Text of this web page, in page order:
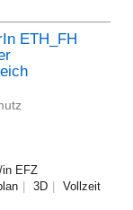
ETH_FH
in EFZ
3D
Vollzeit